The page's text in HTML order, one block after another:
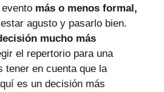
más o menos formal,
agusto y pasarlo bien.
mucho más
el repertorio para una
tener en cuenta que la
es un decisión más